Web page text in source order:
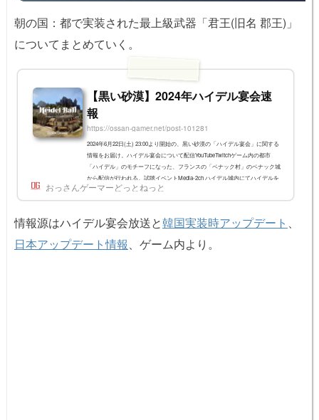
朝の国：都で実装された最上級武器「君王(旧名 郡王)」
についてまとめていく。
【黒い砂漠】2024年ハイデル宴会速
報
https://ossan-gamer.net/post-101281
2024年6月22日(土) 23:00より開始の、黒い砂漠の「ハイデル宴会」に関する
情報をお届け。ハイデル宴会について配信YouTubeTwitchゲーム内の都市
「ハイデル」のモチーフになった、フランスの「ベナック村」のベナック城
から配信が行われる。試聴イベントMedia-2ch ハイデル城内にてハイデルを
作ったきっかけ ジェヒ氏：黒い砂漠の世界で最初に作ったのがハイデル。
べナック村が思い描いていたヨーロッパの景色だったことから。実際に来て
ブラックスター武器全ての...
おっさんゲーマーどっとねっと
情報源はハイデル宴会放送と韓国実装時アップデート 、
日本アップデート情報、ゲーム内より。